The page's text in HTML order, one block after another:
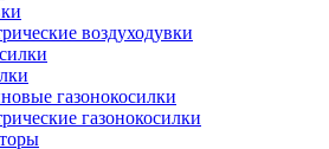
воздуходувки
газонокосилки
газонокосилки